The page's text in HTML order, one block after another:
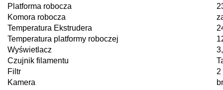
Platforma robocza
Komora robocza
Temperatura Ekstrudera
Temperatura platformy roboczej
Wyświetlacz
Czujnik filamentu
Filtr
2
Kamera